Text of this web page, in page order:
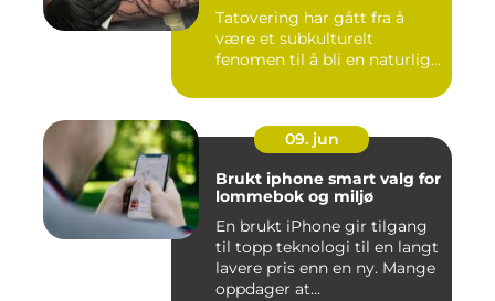
Tatovering har gått fra å
være et subkulturelt
fenomen til å bli en naturlig...
09. jun
Brukt iphone smart valg for
lommebok og miljø
En brukt iPhone gir tilgang
til topp teknologi til en langt
lavere pris enn en ny. Mange
oppdager at...